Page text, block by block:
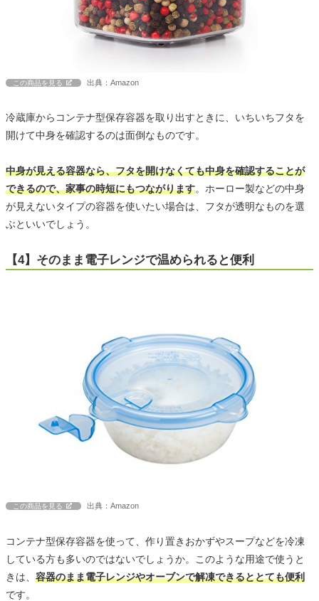
この商品を見る 出典：Amazon
冷蔵庫からコンテナ型保存容器を取り出すときに、いちいちフタを
開けて中身を確認するのは面倒なものです。
中身が見える容器なら、フタを開けなくても中身を確認することが
できるので、家事の時短にもつながります。ホーロー製などの中身
が見えないタイプの容器を使いたい場合は、フタが透明なものを選
ぶといいでしょう。
【4】そのまま電子レンジで温められると便利
この商品を見る 出典：Amazon
コンテナ型保存容器を使って、作り置きおかずやスープなどを冷凍
している方も多いのではないでしょうか。このような用途で使うと
きは、 容器のまま電子レンジやオーブンで解凍できるととても便利
です。